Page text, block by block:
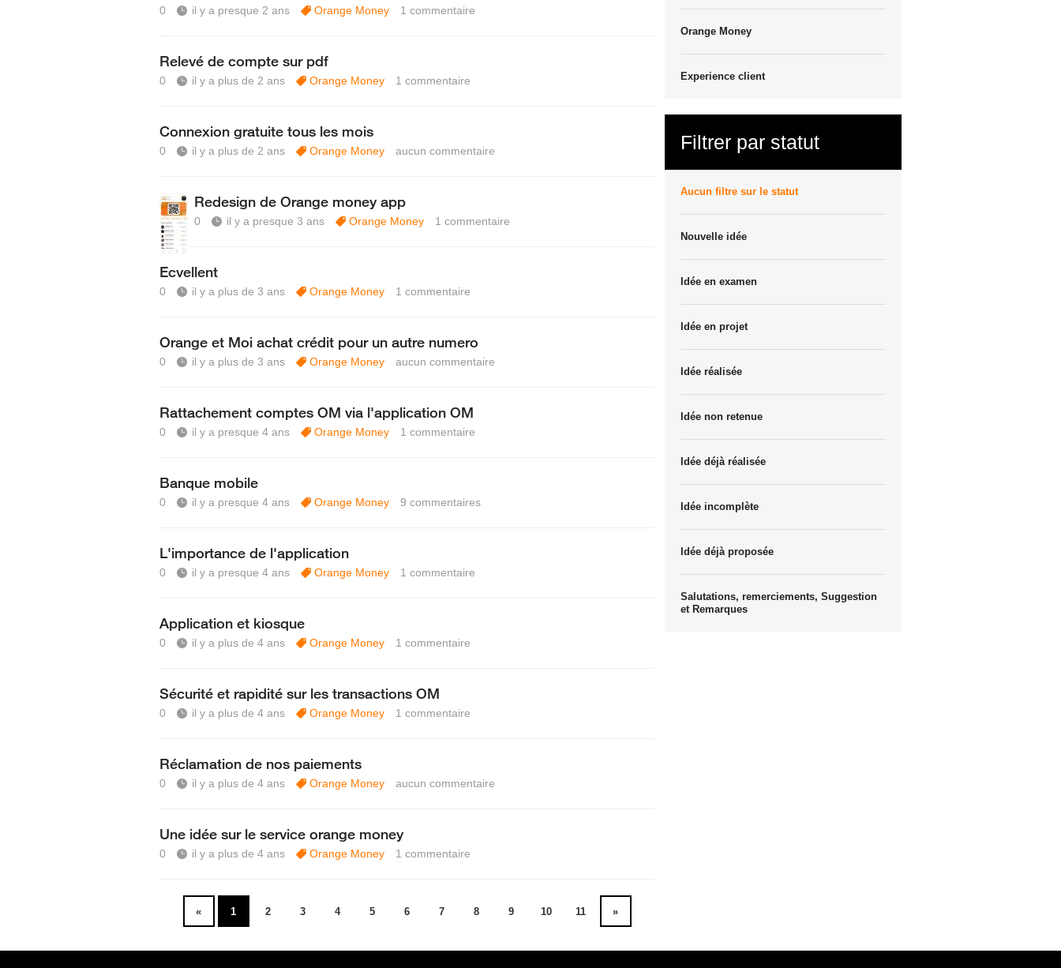
0 il y a presque 2 ans Orange Money 1 commentaire
Relevé de compte sur pdf
0 il y a plus de 2 ans Orange Money 1 commentaire
Connexion gratuite tous les mois
0 il y a plus de 2 ans Orange Money aucun commentaire
Redesign de Orange money app
0 il y a presque 3 ans Orange Money 1 commentaire
Ecvellent
0 il y a plus de 3 ans Orange Money 1 commentaire
Orange et Moi achat crédit pour un autre numero
0 il y a plus de 3 ans Orange Money aucun commentaire
Rattachement comptes OM via l'application OM
0 il y a presque 4 ans Orange Money 1 commentaire
Banque mobile
0 il y a presque 4 ans Orange Money 9 commentaires
L'importance de l'application
0 il y a presque 4 ans Orange Money 1 commentaire
Application et kiosque
0 il y a plus de 4 ans Orange Money 1 commentaire
Sécurité et rapidité sur les transactions OM
0 il y a plus de 4 ans Orange Money 1 commentaire
Réclamation de nos paiements
0 il y a plus de 4 ans Orange Money aucun commentaire
Une idée sur le service orange money
0 il y a plus de 4 ans Orange Money 1 commentaire
« 1 2 3 4 5 6 7 8 9 10 11 »
Orange Money
Experience client
Filtrer par statut
Aucun filtre sur le statut
Nouvelle idée
Idée en examen
Idée en projet
Idée réalisée
Idée non retenue
Idée déjà réalisée
Idée incomplète
Idée déjà proposée
Salutations, remerciements, Suggestion
et Remarques